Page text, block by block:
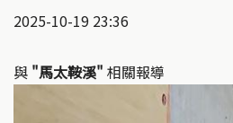
2025-10-19 23:36
與 "馬太鞍溪" 相關報導